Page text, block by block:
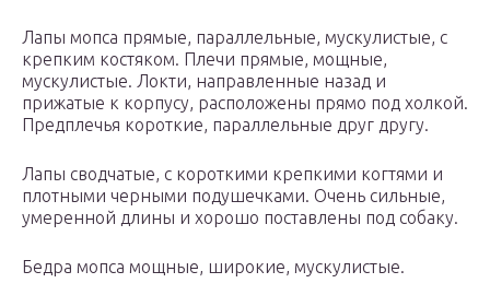
Лапы мопса прямые, параллельные, мускулистые, с
крепким костяком. Плечи прямые, мощные,
мускулистые. Локти, направленные назад и
прижатые к корпусу, расположены прямо под холкой.
Предплечья короткие, параллельные друг другу.
Лапы сводчатые, с короткими крепкими когтями и
плотными черными подушечками. Очень сильные,
умеренной длины и хорошо поставлены под собаку.
Бедра мопса мощные, широкие, мускулистые.